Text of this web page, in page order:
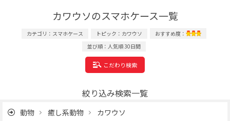
カワウソのスマホケース一覧
カテゴリ：スマホケース トピック：カワウソ
おすすめ度：
並び順：人気順 30日間
こだわり検索
絞り込み検索一覧
動物 癒し系動物 カワウソ